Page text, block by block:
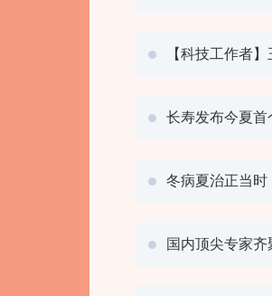
【科技工作者
长寿发布今夏
冬病夏治正当
国内顶尖专家